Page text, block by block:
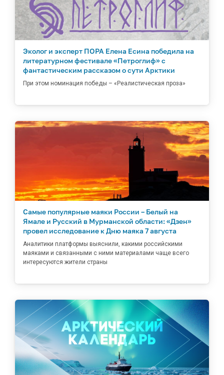
Эколог и эксперт ПОРА Елена Есина победила на
литературном фестивале «Петроглиф» с
фантастическим рассказом о сути Арктики
При этом номинация победы – «Реалистическая проза»
Самые популярные маяки России – Белый на
Ямале и Русский в Мурманской области: «Дзен»
провел исследование к Дню маяка 7 августа
Аналитики платформы выяснили, какими российскими
маяками и связанными с ними материалами чаще всего
интересуются жители страны